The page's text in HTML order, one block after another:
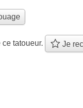
ce tatoueur. Je